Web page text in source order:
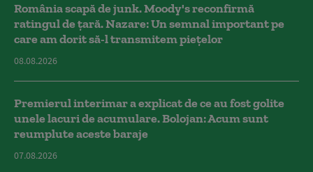
România scapă de junk. Moody's reconfirmă
ratingul de țară. Nazare: Un semnal important pe
care am dorit să-l transmitem piețelor
08.08.2026
Premierul interimar a explicat de ce au fost golite
unele lacuri de acumulare. Bolojan: Acum sunt
reumplute aceste baraje
07.08.2026